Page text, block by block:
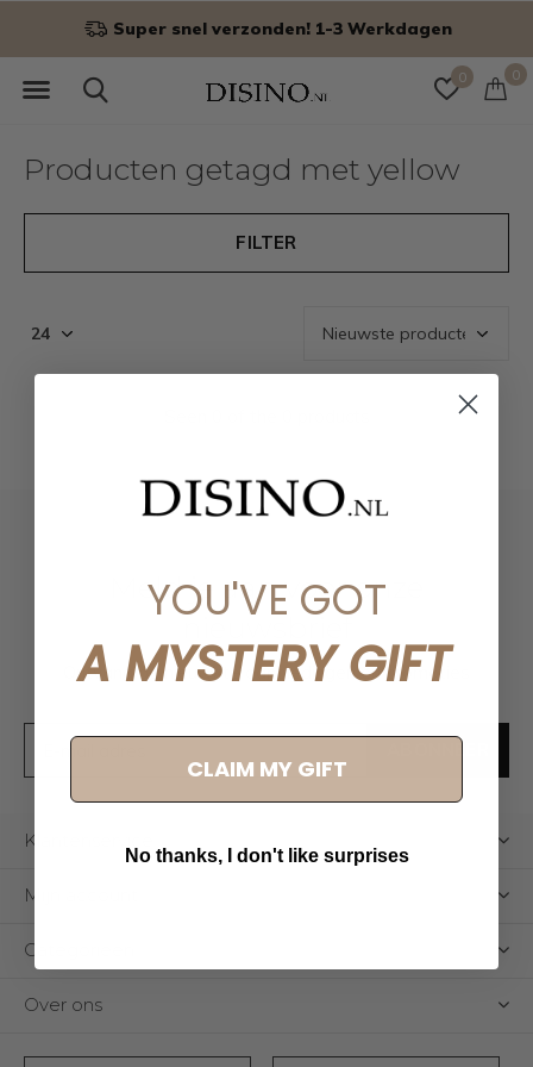
0 0
Super snel verzonden! 1-3 Werkdagen
Producten getagd met yellow
FILTER
Meld je aan voor onze
Ontvang de nieuwste aanbiedingen en promoties
ABONNEER
Klantenservice
Mijn account
Categorieën
Over ons
YOU'VE GOT
A MYSTERY GIFT
CLAIM MY GIFT
No thanks, I don't like surprises